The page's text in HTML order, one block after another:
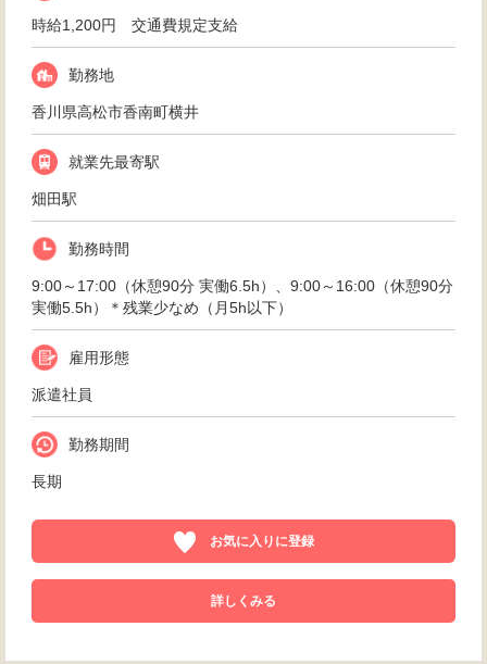
時給1,200円 交通費規定支給
勤務地
香川県高松市香南町横井
就業先最寄駅
畑田駅
勤務時間
9:00～17:00（休憩90分 実働6.5h）、9:00～16:00（休憩90分
実働5.5h）＊残業少なめ（月5h以下）
雇用形態
派遣社員
勤務期間
長期
お気に入りに登録
詳しくみる